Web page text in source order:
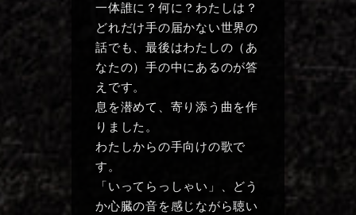
一体誰に？何に？わたしは？
どれだけ手の届かない世界の
話でも、最後はわたしの（あ
なたの）手の中にあるのが答
えです。
息を潜めて、寄り添う曲を作
りました。
わたしからの手向けの歌で
す。
「いってらっしゃい」、どう
か心臓の音を感じながら聴い